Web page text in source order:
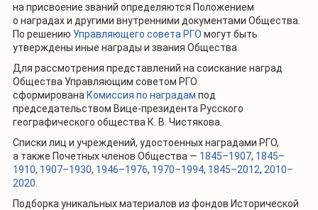
на присвоение званий определяются Положением
о наградах и другими внутренними документами Общества.
По решению Управляющего совета РГО могут быть
утверждены иные награды и звания Общества.
Для рассмотрения представлений на соискание наград
Общества Управляющим советом РГО
сформирована Комиссия по наградам под
председательством Вице-президента Русского
географического общества К. В. Чистякова.
Списки лиц и учреждений, удостоенных наградами РГО,
а также Почетных членов Общества — 1845–1907, 1845–
1910, 1907–1930, 1946–1976, 1970–1994, 1845–2012, 2010–
2020
Подборка уникальных материалов из фондов Исторической